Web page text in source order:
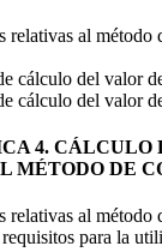
relativas al método
cálculo del valor
cálculo del valor
4. CÁLCULO
MÉTODO DE
relativas al método
para la